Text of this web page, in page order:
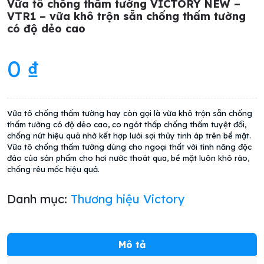
Vữa tô chống thấm tường VICTORY NEW –
VTR1 – vữa khô trộn sẵn chống thấm tường
có độ dẻo cao
0 ₫
Vữa tô chống thấm tường hay còn gọi là vữa khô trộn sẵn chống
thấm tường có độ dẻo cao, co ngót thấp chống thấm tuyệt đối,
chống nứt hiệu quả nhờ kết hợp lưới sợi thủy tinh áp trên bề mặt.
Vữa tô chống thấm tường dùng cho ngoại thất với tính năng độc
đáo của sản phẩm cho hơi nước thoát qua, bề mặt luôn khô ráo,
chống rêu mốc hiệu quả.
Danh mục: Thương hiệu Victory
Mô tả